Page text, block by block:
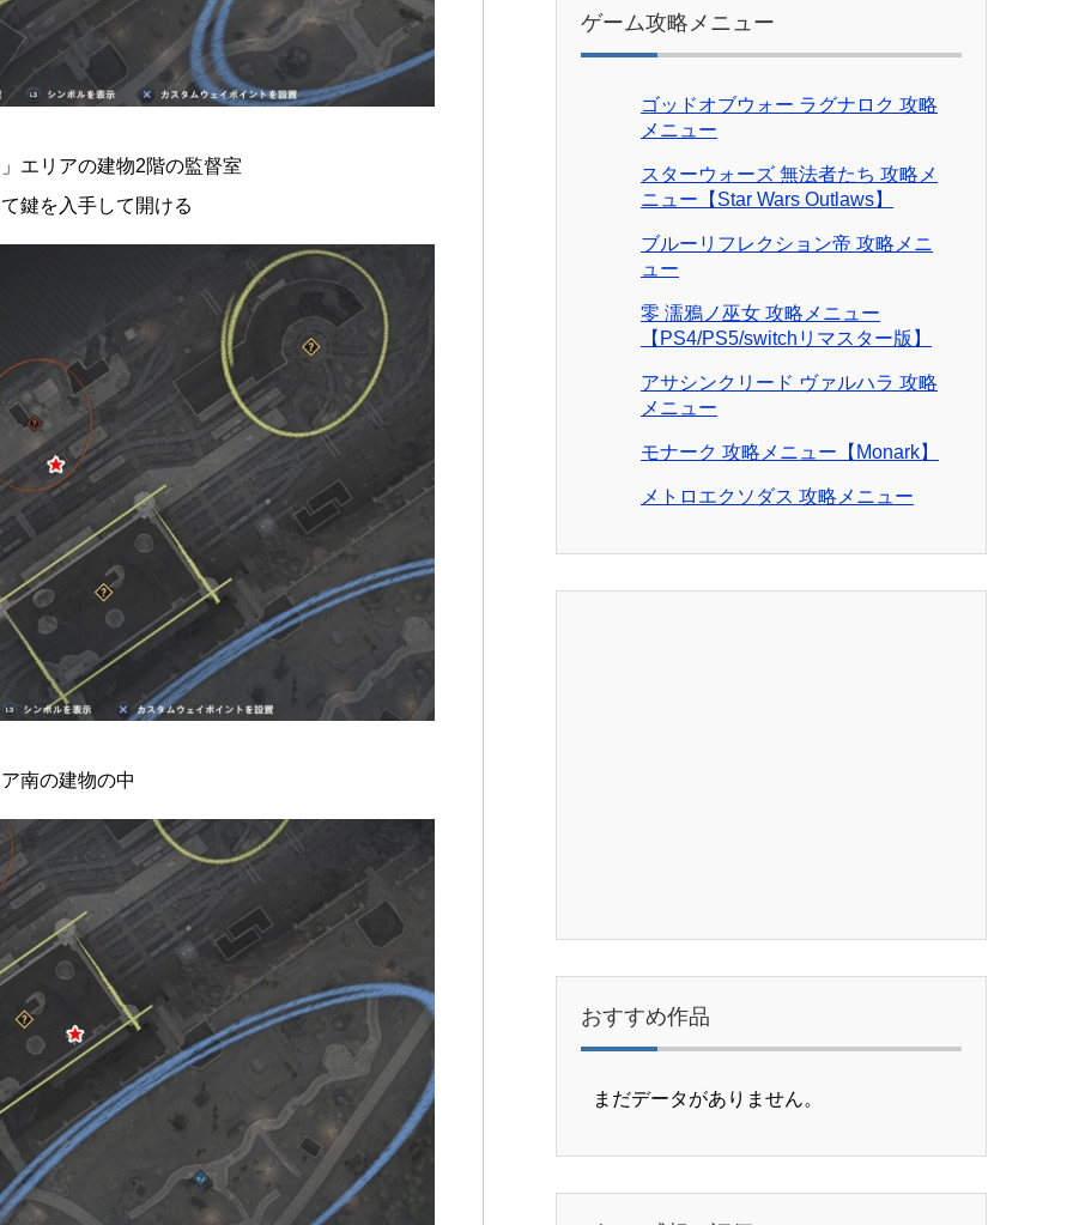
エリアの建物2階の監督室
鍵を入手して開ける
南の建物の中
ゲーム攻略メニュー
ゴッドオブウォー ラグナロク 攻略
メニュー
スターウォーズ 無法者たち 攻略メ
ニュー【Star Wars Outlaws】
ブルーリフレクション帝 攻略メニ
ュー
零 濡鴉ノ巫女 攻略メニュー
【PS4/PS5/switchリマスター版】
アサシンクリード ヴァルハラ 攻略
メニュー
モナーク 攻略メニュー【Monark】
メトロエクソダス 攻略メニュー
おすすめ作品
まだデータがありません。